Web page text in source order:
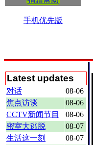
手机优先版
Latest updates
对话
08-06
焦点访谈
08-06
CCTV新闻节目
08-06
密室大逃脱
08-07
生活这一刻
08-07